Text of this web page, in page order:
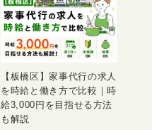
【板橋区】家事代行の求人
を時給と働き方で比較｜時
給3,000円を目指せる方法
も解説